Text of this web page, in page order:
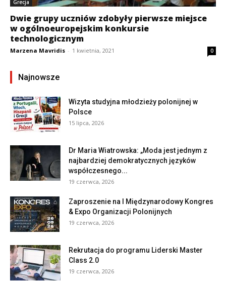
Grecja
Dwie grupy uczniów zdobyły pierwsze miejsce
w ogólnoeuropejskim konkursie
technologicznym
Marzena Mavridis - 1 kwietnia, 2021 0
Najnowsze
Wizyta studyjna młodzieży polonijnej w
Polsce
15 lipca, 2026
Dr Maria Wiatrowska: „Moda jest jednym z
najbardziej demokratycznych języków
współczesnego...
19 czerwca, 2026
Zaproszenie na I Międzynarodowy Kongres
& Expo Organizacji Polonijnych
19 czerwca, 2026
Rekrutacja do programu Liderski Master
Class 2.0
19 czerwca, 2026